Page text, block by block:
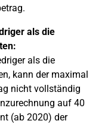
als die
als die
kann der maximal
nicht vollständig
auf 40
(ab 2020) der